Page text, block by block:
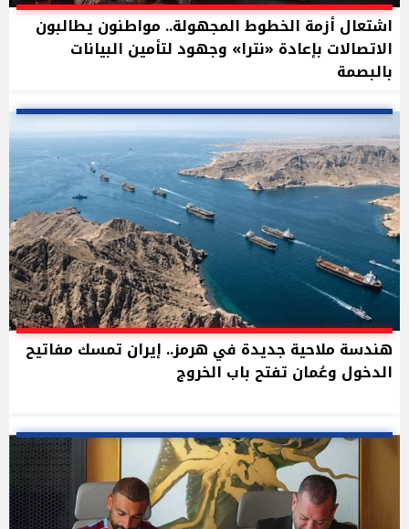
اشتعال أزمة الخطوط المجهولة.. مواطنون يطالبون
الاتصالات بإعادة «نترا» وجهود لتأمين البيانات
بالبصمة
هندسة ملاحية جديدة في هرمز.. إيران تمسك مفاتيح
الدخول وعُمان تفتح باب الخروج